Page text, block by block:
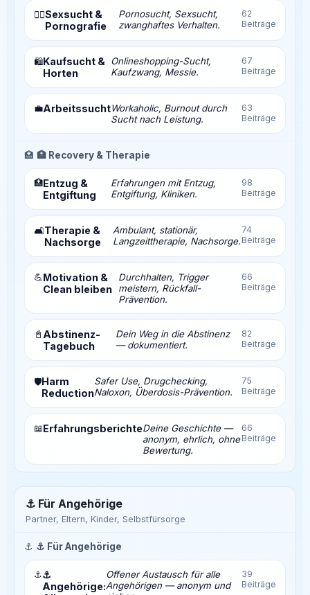
❤️‍🔥Sexsucht &
Pornografie
Pornosucht, Sexsucht,
zwanghaftes Verhalten.
62
Beiträge
🛍️Kaufsucht &
Horten
Onlineshopping-Sucht,
Kaufzwang, Messie.
67
Beiträge
💼ArbeitssuchtWorkaholic, Burnout durch
Sucht nach Leistung.
63
Beiträge
🏥 🏥 Recovery & Therapie
🏥Entzug &
Entgiftung
Erfahrungen mit Entzug,
Entgiftung, Kliniken.
98
Beiträge
🛋️Therapie &
Nachsorge
Ambulant, stationär,
Langzeittherapie, Nachsorge.
74
Beiträge
💪Motivation &
Clean bleiben
Durchhalten, Trigger
meistern, Rückfall-
Prävention.
66
Beiträge
📓 Abstinenz-
Tagebuch
Dein Weg in die Abstinenz
— dokumentiert.
82
Beiträge
🛡️Harm
Reduction
Safer Use, Drugchecking,
Naloxon, Überdosis-Prävention.
75
Beiträge
📖ErfahrungsberichteDeine Geschichte —
anonym, ehrlich, ohne
Bewertung.
66
Beiträge
⚓ Für Angehörige
Partner, Eltern, Kinder, Selbstfürsorge
⚓ ⚓ Für Angehörige
⚓⚓
Angehörige:
Offener Austausch für alle
Angehörigen — anonym und
39
Beiträge